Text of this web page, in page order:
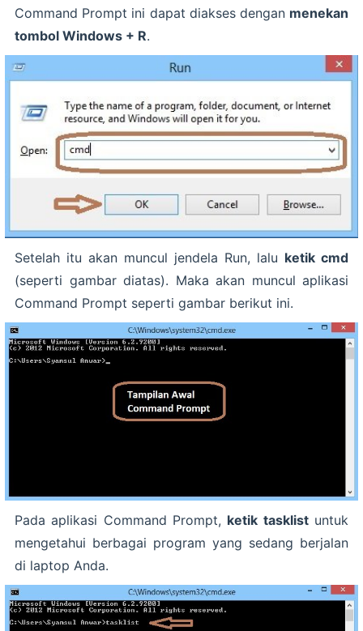
Command Prompt ini dapat diakses dengan menekan
tombol Windows + R.
Setelah itu akan muncul jendela Run, lalu ketik cmd
(seperti gambar diatas). Maka akan muncul aplikasi
Command Prompt seperti gambar berikut ini.
Pada aplikasi Command Prompt, ketik tasklistuntuk
mengetahui berbagai program yang sedang berjalan
di laptop Anda.